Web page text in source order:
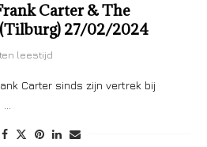
Carter & The
(Tilburg) 27/02/2024
leestijd
Carter sinds zijn vertrek bij